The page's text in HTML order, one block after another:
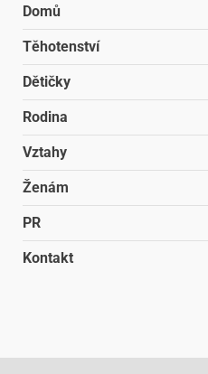
Domů
Těhotenství
Dětičky
Rodina
Vztahy
Ženám
PR
Kontakt